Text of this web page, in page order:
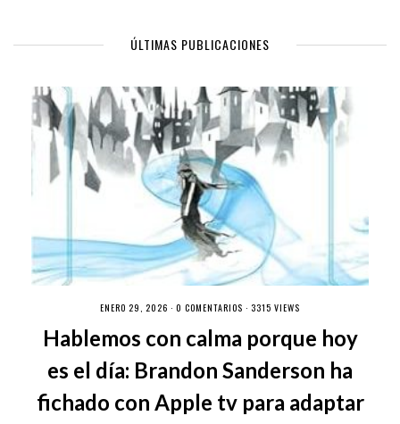
ÚLTIMAS PUBLICACIONES
ENERO 29, 2026 · 0 COMENTARIOS · 3315 VIEWS
Hablemos con calma porque hoy
es el día: Brandon Sanderson ha
fichado con Apple tv para adaptar